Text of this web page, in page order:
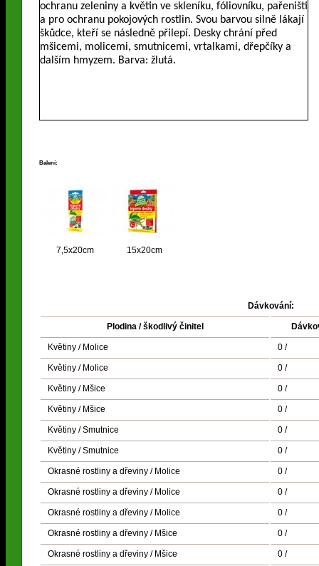
ochranu zeleniny a květin ve skleníku, fóliovníku, pařeništi
a pro ochranu pokojových rostlin. Svou barvou silně lákají
škůdce, kteří se následně přilepí. Desky chrání před
mšicemi, molicemi, smutnicemi, vrtalkami, dřepčíky a
dalším hmyzem. Barva: žlutá.
Balení:
7,5x20cm 15x20cm
Dávkování:
Plodina / škodlivý činitel
Květiny / Molice 0 /
Květiny / Molice 0 /
Květiny / Mšice 0 /
Květiny / Mšice 0 /
Květiny / Smutnice 0 /
Květiny / Smutnice 0 /
Okrasné rostliny a dřeviny / Molice 0 /
Okrasné rostliny a dřeviny / Molice 0 /
Okrasné rostliny a dřeviny / Molice 0 /
Okrasné rostliny a dřeviny / Mšice 0 /
Okrasné rostliny a dřeviny / Mšice 0 /